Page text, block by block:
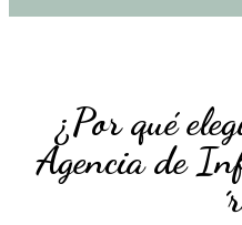
¿Por qué
Agencia de